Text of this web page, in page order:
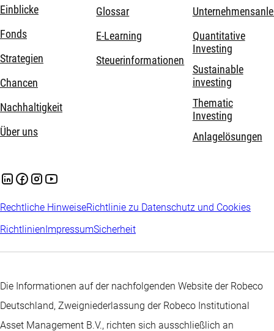
Einblicke
Fonds
Strategien
Chancen
Nachhaltigkeit
Über uns
Glossar
E-Learning
Steuerinformationen
Quantitative
Investing
Sustainable
investing
Thematic
Investing
Anlagelösungen
Rechtliche HinweiseRichtlinie zu Datenschutz und Cookies
RichtlinienImpressumSicherheit
Die Informationen auf der nachfolgenden Website der Robeco
Deutschland, Zweigniederlassung der Robeco Institutional
Asset Management B.V., richten sich ausschließlich an